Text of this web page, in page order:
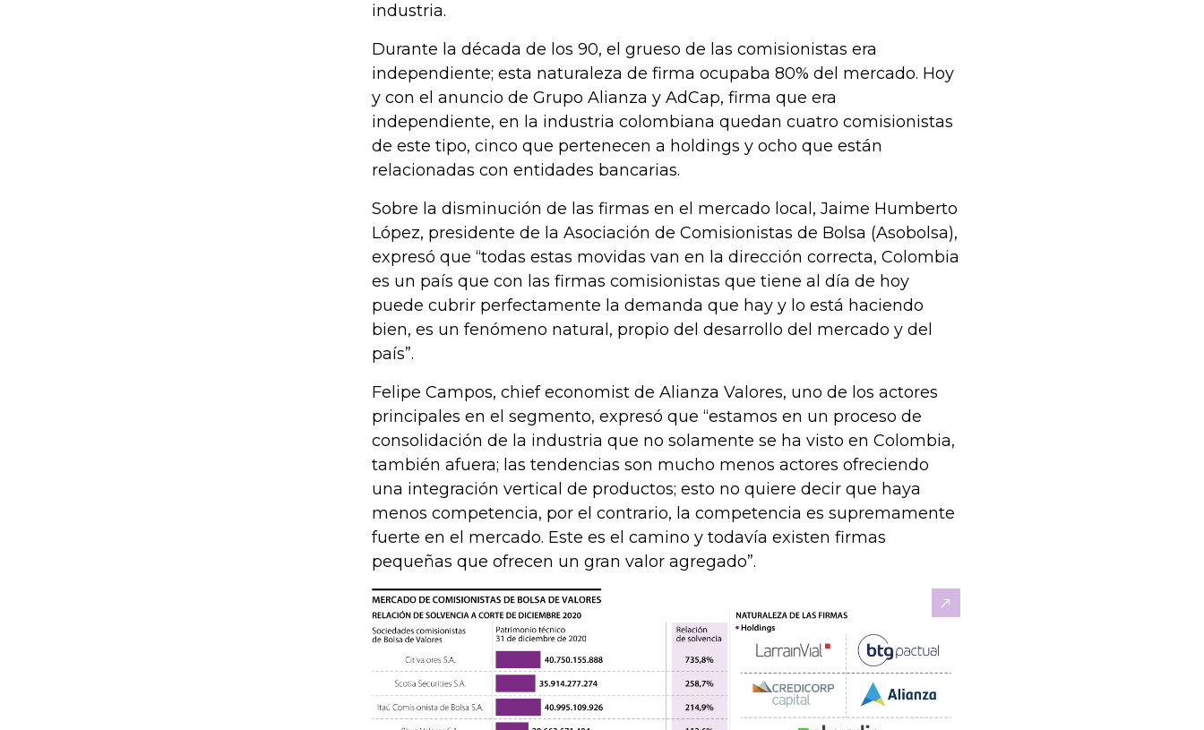
industria.
Durante la década de los 90, el grueso de las comisionistas era
independiente; esta naturaleza de firma ocupaba 80% del mercado. Hoy
y con el anuncio de Grupo Alianza y AdCap, firma que era
independiente, en la industria colombiana quedan cuatro comisionistas
de este tipo, cinco que pertenecen a holdings y ocho que están
relacionadas con entidades bancarias.
Sobre la disminución de las firmas en el mercado local, Jaime Humberto
López, presidente de la Asociación de Comisionistas de Bolsa (Asobolsa),
expresó que “todas estas movidas van en la dirección correcta, Colombia
es un país que con las firmas comisionistas que tiene al día de hoy
puede cubrir perfectamente la demanda que hay y lo está haciendo
bien, es un fenómeno natural, propio del desarrollo del mercado y del
país”.
Felipe Campos, chief economist de Alianza Valores, uno de los actores
principales en el segmento, expresó que “estamos en un proceso de
consolidación de la industria que no solamente se ha visto en Colombia,
también afuera; las tendencias son mucho menos actores ofreciendo
una integración vertical de productos; esto no quiere decir que haya
menos competencia, por el contrario, la competencia es supremamente
fuerte en el mercado. Este es el camino y todavía existen firmas
pequeñas que ofrecen un gran valor agregado”.